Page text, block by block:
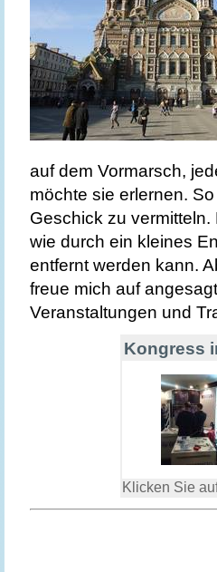
auf dem Vormarsch,
möchte sie erlernen.
Geschick zu
wie durch ein kleines
entfernt werden kann.
freue mich auf
Veranstaltungen und
Kongress
Klicken Sie